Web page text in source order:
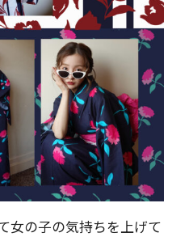
女の子の気持ちを上げて